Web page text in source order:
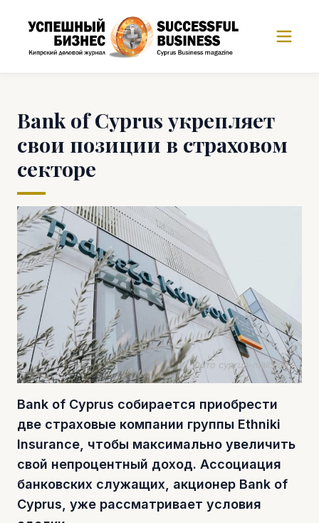
Bank of Cyprus укрепляет
свои позиции в страховом
секторе
Фото cyprus-mail.com
Bank of Cyprus собирается приобрести
две страховые компании группы Ethniki
Insurance, чтобы максимально увеличить
свой непроцентный доход. Ассоциация
банковских служащих, акционер Bank of
Cyprus, уже рассматривает условия